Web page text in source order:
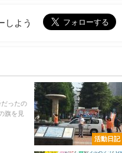
しよう
ったの
旗を見
活動日記